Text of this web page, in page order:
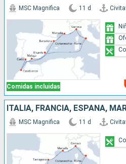
Comidas incluidas
MSC Magnifica 11 d
ITALIA, FRANCIA, ESPAÑA,
MSC Magnifica 11 d